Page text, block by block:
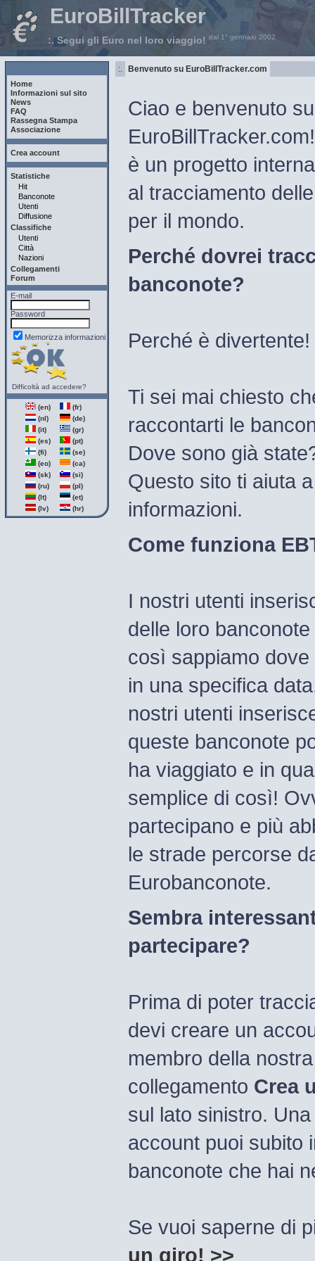
EuroBillTracker
:. Segui gli Euro nel loro viaggio!dal 1° gennaio 2002
Home
Informazioni sul sito
News
FAQ
Rassegna Stampa
Associazione
Crea account
Statistiche
Hit
Banconote
Utenti
Diffusione
Classifiche
Utenti
Città
Nazioni
Collegamenti
Forum
E-mail
Password
Memorizza informazioni
Difficoltà ad accedere?
(en)
(fr)
(nl)
(de)
(it)
(gr)
(es)
(pt)
(fi)
(se)
(eo)
(ca)
(sk)
(si)
(ru)
(pl)
(lt)
(et)
(lv)
(hr)
:. Benvenuto su EuroBillTracker.com
Ciao e benvenuto
è un progetto
al tracciamento
per il mondo.
Perché dovrei
banconote?
Perché è divertente!
Ti sei mai chiesto
raccontarti le
Dove sono già
Questo sito ti aiuta
informazioni.
Come funziona
I nostri utenti
delle loro
così sappiamo
in una specifica
nostri utenti
queste banconote
ha viaggiato e in
semplice di così!
partecipano e più
le strade percorse
Eurobanconote.
Sembra
partecipare?
Prima di poter
devi creare un
membro della
collegamento Crea
sul lato sinistro.
account puoi subito
banconote che hai
Se vuoi saperne di
un giro! >>